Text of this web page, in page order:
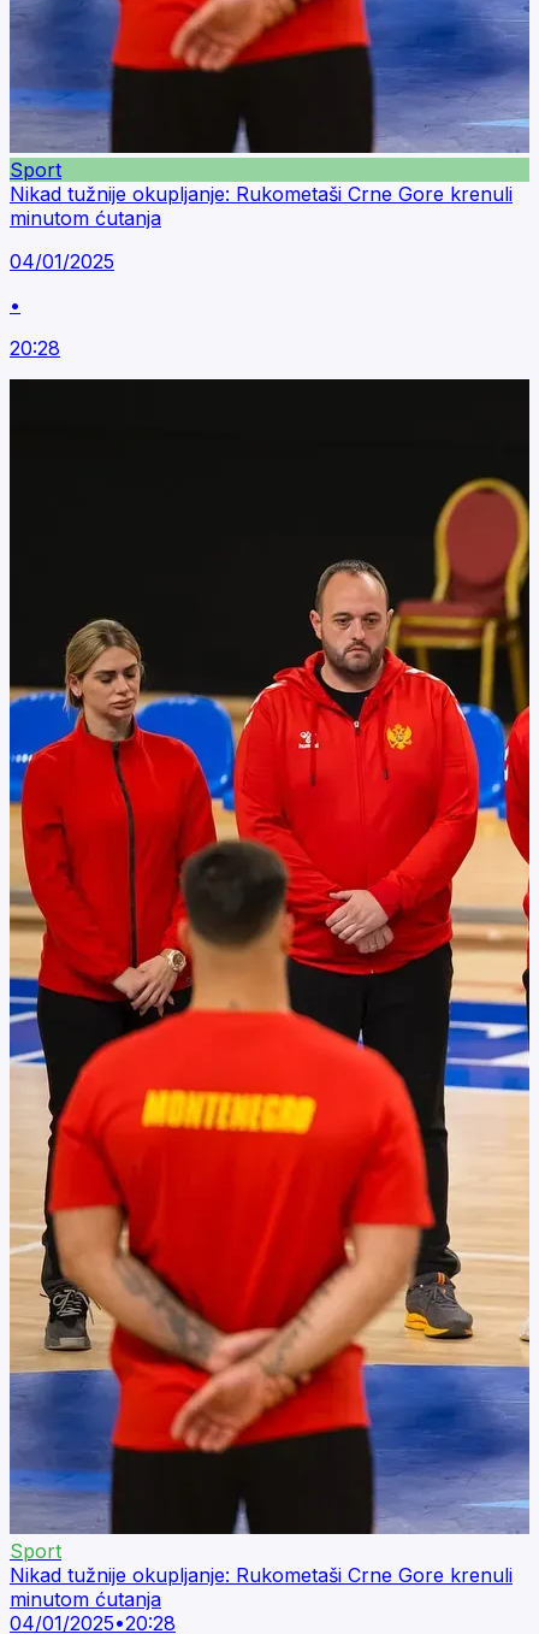
Sport
Nikad tužnije okupljanje: Rukometaši Crne Gore krenuli
minutom ćutanja
04/01/2025
•
20:28
Sport
Nikad tužnije okupljanje: Rukometaši Crne Gore krenuli
minutom ćutanja
04/01/2025•20:28